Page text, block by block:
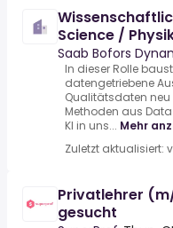
Science /
Saab Bofors
In dieser Rolle
datengetriebene
Qualitätsdaten
Methoden aus
KI in uns... Mehr
Zuletzt aktualisiert:
Privatlehrer
gesucht